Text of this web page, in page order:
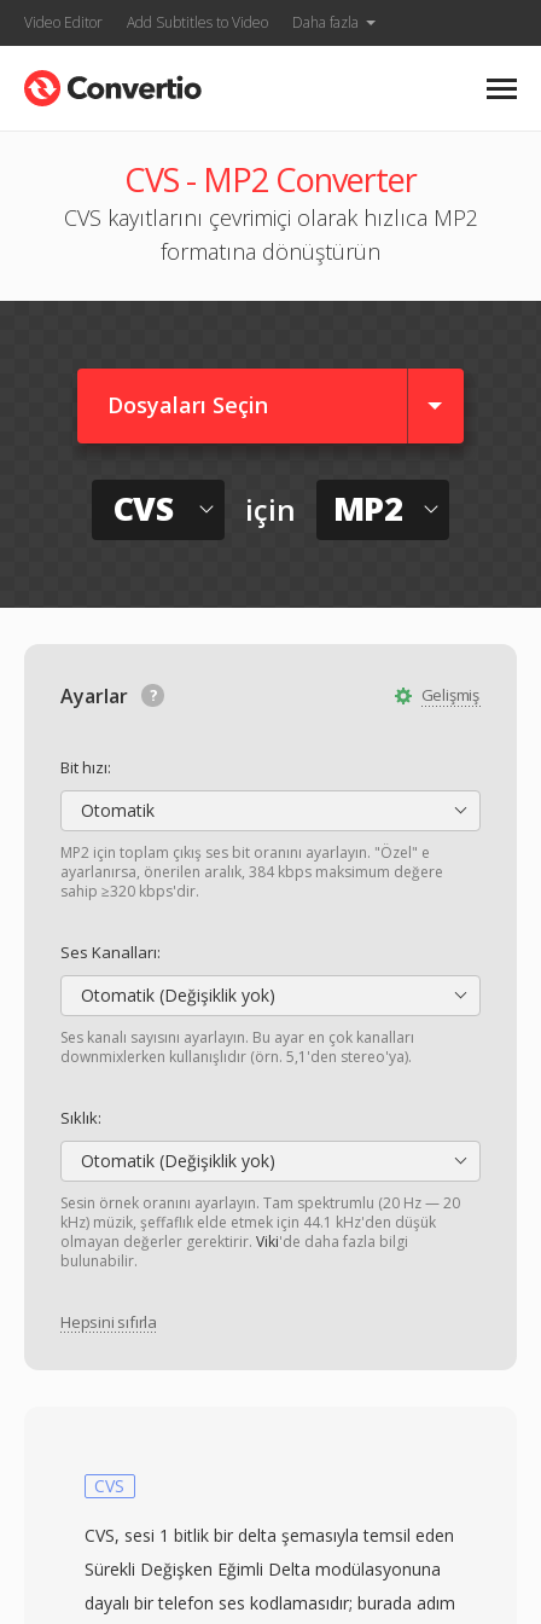
Video Editor Add Subtitles to Video Daha fazla
CVS - MP2 Converter
CVS kayıtlarını çevrimiçi olarak hızlıca MP2
formatına dönüştürün
Dosyaları Seçin
CVS için MP2
Gelişmiş
Ayarlar
Bit hızı:
Otomatik
MP2 için toplam çıkış ses bit oranını ayarlayın. "Özel" e
ayarlanırsa, önerilen aralık, 384 kbps maksimum değere
sahip ≥320 kbps'dir.
Ses Kanalları:
Otomatik (Değişiklik yok)
Ses kanalı sayısını ayarlayın. Bu ayar en çok kanalları
downmixlerken kullanışlıdır (örn. 5,1'den stereo'ya).
Sıklık:
Otomatik (Değişiklik yok)
Sesin örnek oranını ayarlayın. Tam spektrumlu (20 Hz — 20
kHz) müzik, şeffaflık elde etmek için 44.1 kHz'den düşük
olmayan değerler gerektirir. Viki'de daha fazla bilgi
bulunabilir.
Hepsini sıfırla
CVS
CVS, sesi 1 bitlik bir delta şemasıyla temsil eden
Sürekli Değişken Eğimli Delta modülasyonuna
dayalı bir telefon ses kodlamasıdır; burada adım